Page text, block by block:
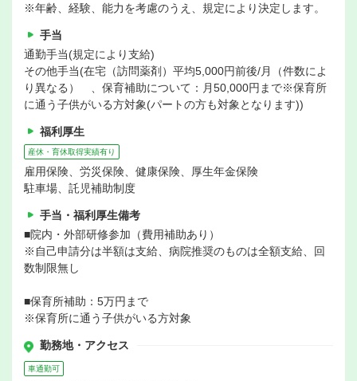
※年齢、経験、能力を考慮のうえ、規定により決定します。
手当
通勤手当(規定により支給)
その他手当(在宅（訪問薬剤）平均5,000円前後/月（件数によ
り異なる） 、保育補助について：月50,000円まで※保育所
に通う子供がいる方対象(パートの方も対象となります))
福利厚生
産休・育休取得実績有り
雇用保険、労災保険、健康保険、厚生年金保険
駐車場、託児補助制度
手当・福利厚生備考
■院内・外部研修参加（費用補助あり）
※自己申請分は半額は支給、病院推奨のものは全額支給、回
数制限無し
■保育所補助：5万円まで
※保育所に通う子供がいる方対象
勤務地・アクセス
車通勤可